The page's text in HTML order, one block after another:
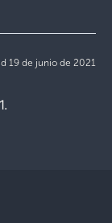
19 de junio de 2021